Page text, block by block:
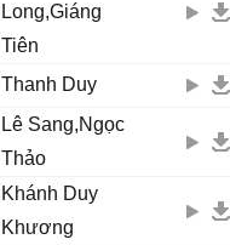
Long,Giáng
Tiên
Thanh Duy
Lê Sang,Ngọc
Thảo
Khánh Duy
Khương